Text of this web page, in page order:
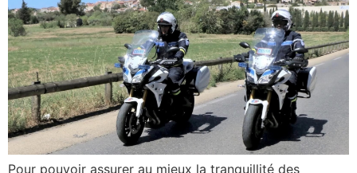
Pour pouvoir assurer au mieux la tranquillité des